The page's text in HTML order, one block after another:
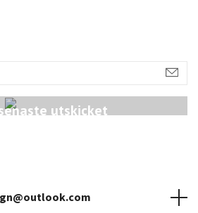
utskicket